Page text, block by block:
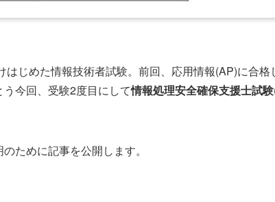
じめた情報技術者試験。前回、応用情報(AP)に合格
今回、受験2度目にして情報処理安全確保支援士試験
ために記事を公開します。